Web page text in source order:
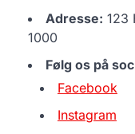
Adresse: 123
1000
Følg os på
Facebook
Instagram